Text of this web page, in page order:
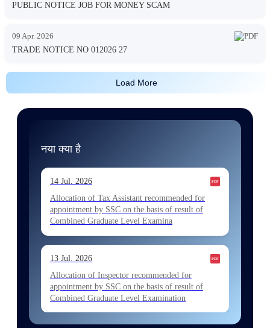
PUBLIC NOTICE JOB FOR MONEY SCAM
09 Apr. 2026
TRADE NOTICE NO 012026 27
Load More
नया क्या है
14 Jul. 2026
Allocation of Tax Assistant recommended for
appointment by SSC on the basis of result of
Combined Graduate Level Examina
13 Jul. 2026
Allocation of Inspector recommended for
appointment by SSC on the basis of result of
Combined Graduate Level Examination